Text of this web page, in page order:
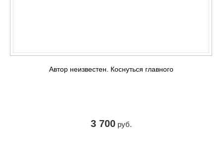
Автор неизвестен. Коснуться главного
3 700руб.